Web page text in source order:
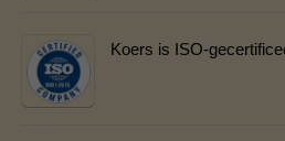
Koers is ISO-